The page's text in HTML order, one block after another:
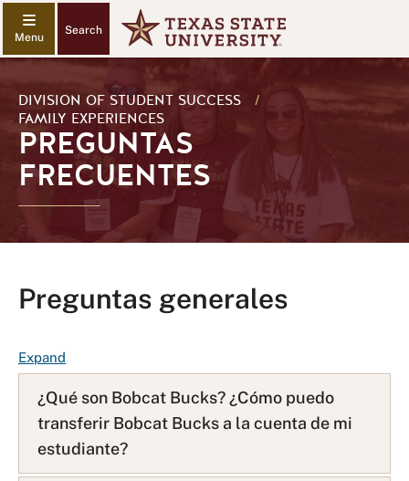
Search
DIVISION OF STUDENT SUCCESS
/
FAMILY EXPERIENCES
PREGUNTAS
FRECUENTES
Preguntas generales
ExpandF
A
Q
L
i
s
¿Qué son Bobcat Bucks? ¿Cómo puedo
transferir Bobcat Bucks a la cuenta de mi
estudiante?